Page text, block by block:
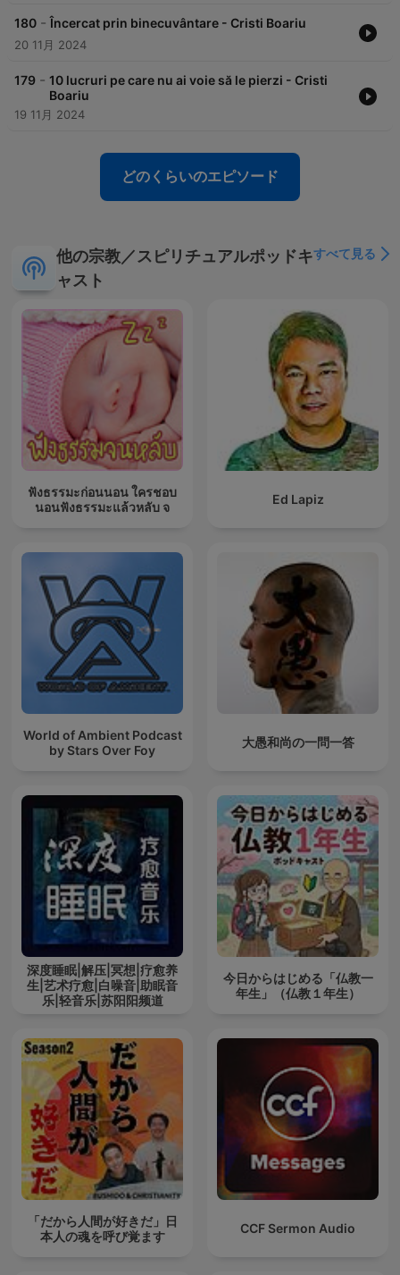
180 - Încercat prin binecuvântare - Cristi Boariu
20 11月 2024
179 - 10 lucruri pe care nu ai voie să le pierzi - Cristi
Boariu
19 11月 2024
どのくらいのエピソード
他の宗教／スピリチュアルポッドキ
ャスト
すべて見る
ฟังธรรมะก่อนนอน ใครชอบ
นอนฟังธรรมะแล้วหลับ จ
Ed Lapiz
World of Ambient Podcast
by Stars Over Foy
大愚和尚の一問一答
深度睡眠|解压|冥想|疗愈养
生|艺术疗愈|白噪音|助眠音
乐|轻音乐|苏阳阳频道
今日からはじめる「仏教一
年生」（仏教１年生）
「だから人間が好きだ」日
本人の魂を呼び覚ます
CCF Sermon Audio